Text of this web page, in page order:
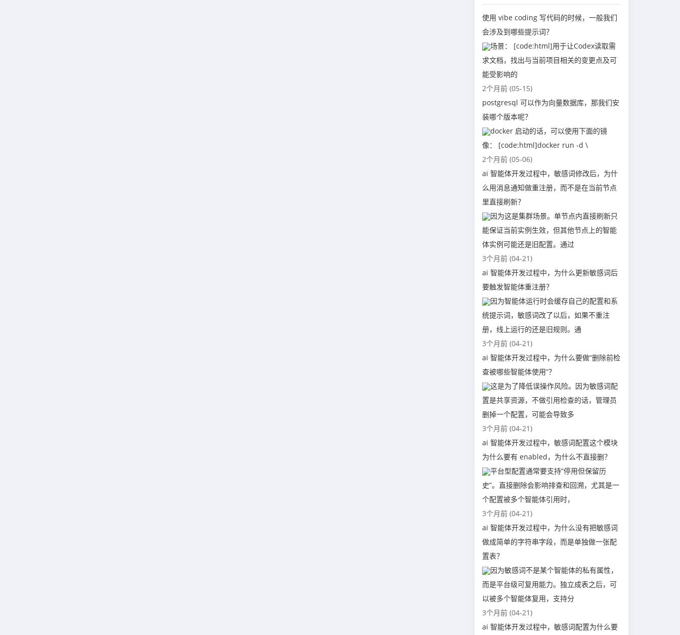
使用 vibe coding 写代码的时候，一般我们
会涉及到哪些提示词？
场景： [code:html]用于让Codex读取需
求文档，找出与当前项目相关的变更点及可
能受影响的
2个月前 (05-15)
postgresql 可以作为向量数据库，那我们安
装哪个版本呢？
docker 启动的话，可以使用下面的镜
像： [code:html]docker run -d \
2个月前 (05-06)
ai 智能体开发过程中，敏感词修改后，为什
么用消息通知做重注册，而不是在当前节点
里直接刷新？
因为这是集群场景。单节点内直接刷新只
能保证当前实例生效，但其他节点上的智能
体实例可能还是旧配置。通过
3个月前 (04-21)
ai 智能体开发过程中，为什么更新敏感词后
要触发智能体重注册？
因为智能体运行时会缓存自己的配置和系
统提示词，敏感词改了以后，如果不重注
册，线上运行的还是旧规则。通
3个月前 (04-21)
ai 智能体开发过程中，为什么要做“删除前检
查被哪些智能体使用”？
这是为了降低误操作风险。因为敏感词配
置是共享资源，不做引用检查的话，管理员
删掉一个配置，可能会导致多
3个月前 (04-21)
ai 智能体开发过程中，敏感词配置这个模块
为什么要有 enabled，为什么不直接删？
平台型配置通常要支持“停用但保留历
史”。直接删除会影响排查和回溯，尤其是一
个配置被多个智能体引用时，
3个月前 (04-21)
ai 智能体开发过程中，为什么没有把敏感词
做成简单的字符串字段，而是单独做一张配
置表？
因为敏感词不是某个智能体的私有属性，
而是平台级可复用能力。独立成表之后，可
以被多个智能体复用，支持分
3个月前 (04-21)
ai 智能体开发过程中，敏感词配置为什么要